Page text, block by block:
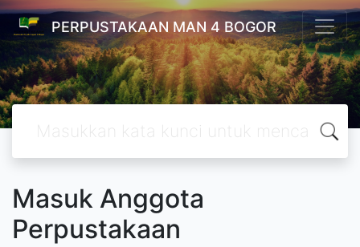
PERPUSTAKAAN MAN 4 BOGOR
Masuk Anggota
Perpustakaan